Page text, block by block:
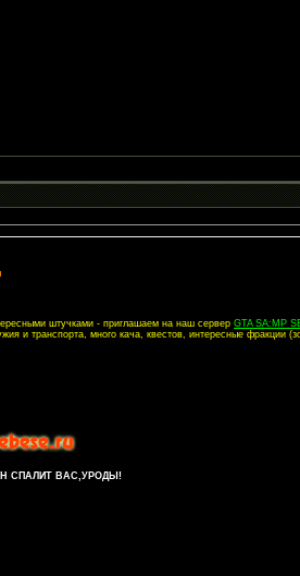
штучками - приглашаем на наш серверGTA SA:MP
и транспорта, много кача, квестов, интересные фракции
СПАЛИТ ВАС,УРОДЫ!